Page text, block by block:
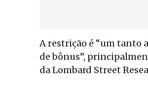
A restrição é “um tanto
de bônus”,
da Lombard Street